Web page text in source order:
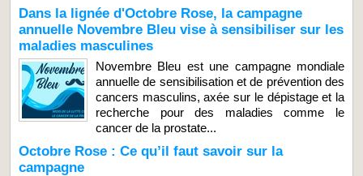
Dans la lignée d'Octobre Rose, la campagne
annuelle Novembre Bleu vise à sensibiliser sur les
maladies masculines
Novembre Bleu est une campagne mondiale
annuelle de sensibilisation et de prévention des
cancers masculins, axée sur le dépistage et la
recherche pour des maladies comme le
cancer de la prostate...
Octobre Rose : Ce qu’il faut savoir sur la
campagne